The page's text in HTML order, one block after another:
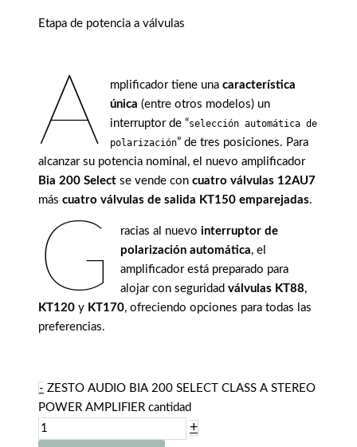
Etapa de potencia a válvulas
A mplificador tiene unacaracterística
única (entre otros modelos) un
interruptor de “selección automática de
polarización” de tres posiciones. Para
alcanzar su potencia nominal, el nuevo amplificador
Bia 200 Select se vende con cuatro válvulas 12AU7
más cuatro válvulas de salida KT150 emparejadas.
G racias al nuevointerruptor de
polarización automática, el
amplificador está preparado para
alojar con seguridadválvulas KT88,
KT120 y KT170, ofreciendo opciones para todas las
preferencias.
- ZESTO AUDIO BIA 200 SELECT CLASS A STEREO
POWER AMPLIFIER cantidad
+